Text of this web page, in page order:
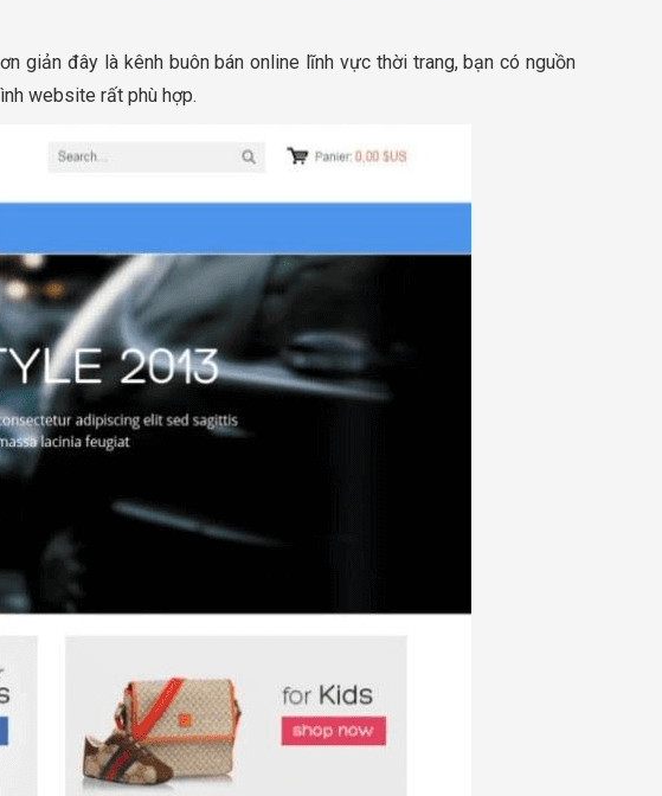
giản đây là kênh buôn bán online lĩnh vực thời trang, bạn có nguồn
website rất phù hợp.